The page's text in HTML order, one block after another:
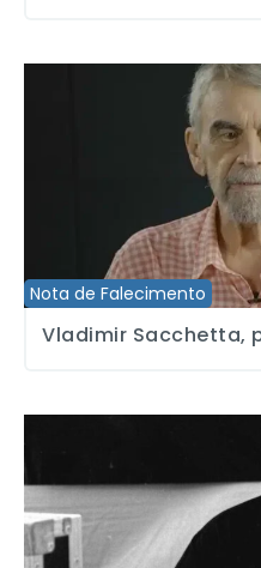
Nota de Falecimento
Vladimir Sacchetta, presente!
Vladimir Sacchetta,
Perdemos o companheiro